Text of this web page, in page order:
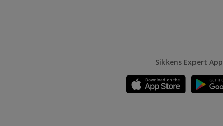
Sikkens Expert App